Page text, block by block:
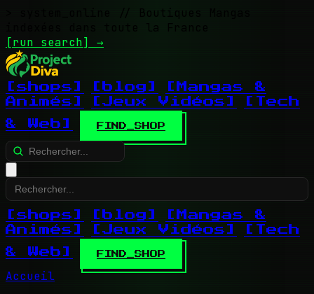
// Boutiques Mangas
indexées dans toute la France
[run search] →
[shops] [blog]
[Mangas &
Animés]
[Jeux Vidéos]
[Tech
& Web]
FIND_SHOP
[shops] [blog]
[Mangas &
Animés]
[Jeux Vidéos]
[Tech
& Web]
FIND_SHOP
Accueil